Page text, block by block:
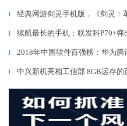
▎ 经典网游剑灵手机版，《剑灵：
▎ 续航最长的手机：联发科P70+弹
▎ 2018年中国软件百强榜：华为腾
▎ 中兴新机亮相工信部 8GB运存的